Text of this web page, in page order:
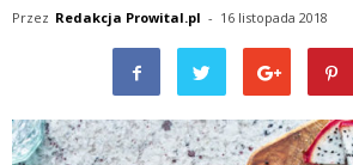
Przez Redakcja Prowital.pl - 16 listopada 2018